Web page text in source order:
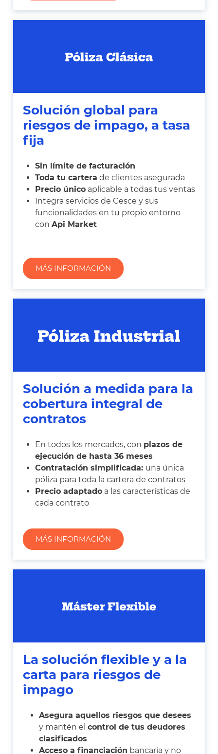
Solución global para
riesgos de impago, a tasa
fija
Sin límite de facturación
Toda tu cartera de clientes asegurada
Precio único aplicable a todas tus ventas
Integra servicios de Cesce y sus
funcionalidades en tu propio entorno
con Api Market
MÁS INFORMACIÓN
Solución a medida para la
cobertura integral de
contratos
En todos los mercados, con plazos de
ejecución de hasta 36 meses
Contratación simplificada: una única
póliza para toda la cartera de contratos
Precio adaptado a las características de
cada contrato
MÁS INFORMACIÓN
La solución flexible y a la
carta para riesgos de
impago
Asegura aquellos riesgos que desees
y mantén el control de tus deudores
clasificados
Acceso a financiación bancaria y no